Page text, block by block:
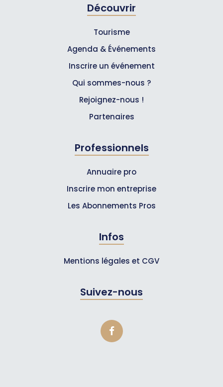
Découvrir
Tourisme
Agenda & Événements
Inscrire un événement
Qui sommes-nous ?
Rejoignez-nous !
Partenaires
Professionnels
Annuaire pro
Inscrire mon entreprise
Les Abonnements Pros
Infos
Mentions légales et CGV
Suivez-nous